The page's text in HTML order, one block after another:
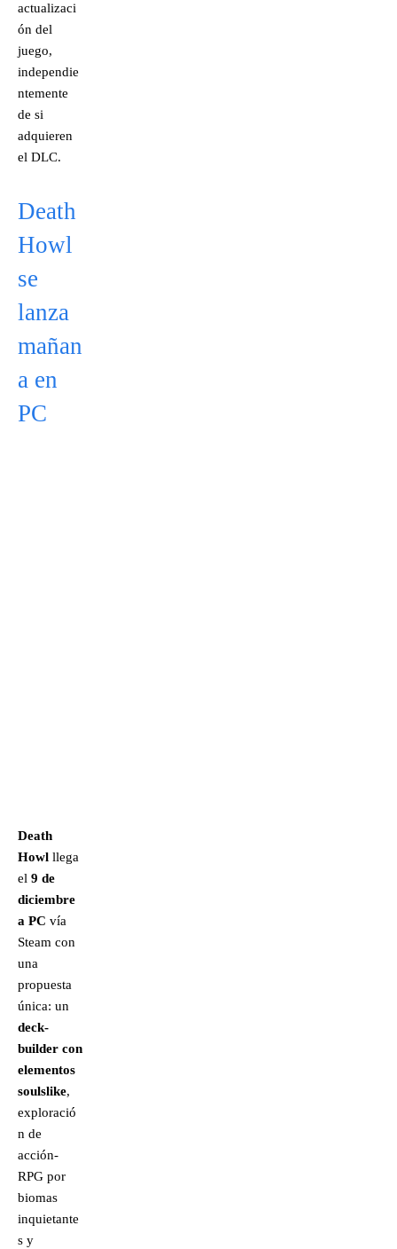
actualizaci
ón del
juego,
independie
ntemente
de si
adquieren
el DLC.
Death
Howl
se
lanza
mañan
a en
PC
Death
Howl llega
el 9 de
diciembre
a PC vía
Steam con
una
propuesta
única: un
deck-
builder con
elementos
soulslike,
exploració
n de
acción-
RPG por
biomas
inquietante
s y